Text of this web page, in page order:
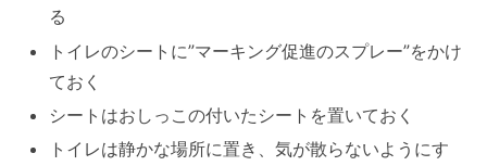
る
トイレのシートに”マーキング促進のスプレー”をかけ
ておく
シートはおしっこの付いたシートを置いておく
トイレは静かな場所に置き、気が散らないようにす